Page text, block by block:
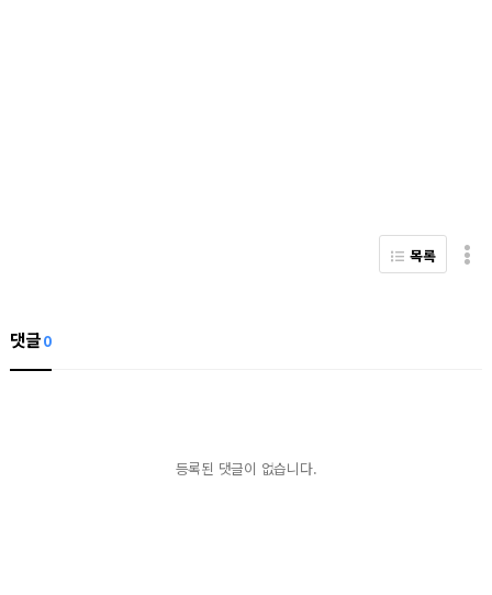
목록
댓글0
등록된 댓글이 없습니다.